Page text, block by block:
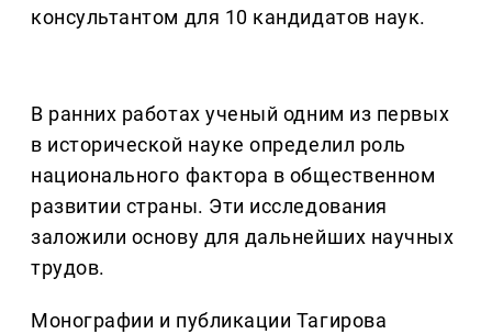
консультантом для 10 кандидатов наук.
В ранних работах ученый одним из первых
в исторической науке определил роль
национального фактора в общественном
развитии страны. Эти исследования
заложили основу для дальнейших научных
трудов.
Монографии и публикации Тагирова